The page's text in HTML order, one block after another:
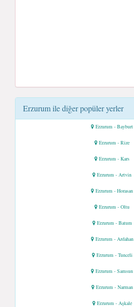
Erzurum ile diğer popüler yerler
Erzurum - Bayburt
Erzurum - Rize
Erzurum - Kars
Erzurum - Artvin
Erzurum - Horasan
Erzurum - Oltu
Erzurum - Batum
Erzurum - Ardahan
Erzurum - Tunceli
Erzurum - Samsun
Erzurum - Narman
Erzurum - Aşkale